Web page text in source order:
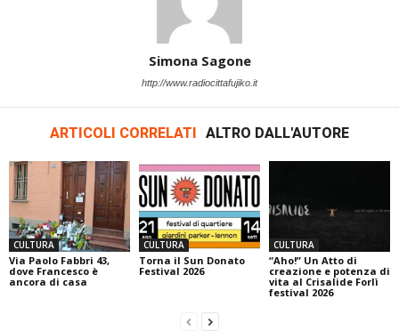
Simona Sagone
http://www.radiocittafujiko.it
ARTICOLI CORRELATI ALTRO DALL'AUTORE
CULTURA
Via Paolo Fabbri 43,
dove Francesco è
ancora di casa
CULTURA
Torna il Sun Donato
Festival 2026
CULTURA
“Aho!” Un Atto di
creazione e potenza di
vita al Crisalide Forlì
festival 2026